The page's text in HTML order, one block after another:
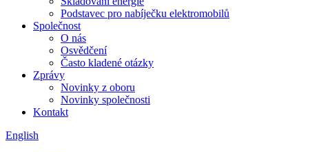
Podstavec pro nabíječku elektromobilů
Společnost
O nás
Osvědčení
Často kladené otázky
Zprávy
Novinky z oboru
Novinky společnosti
Kontakt
English